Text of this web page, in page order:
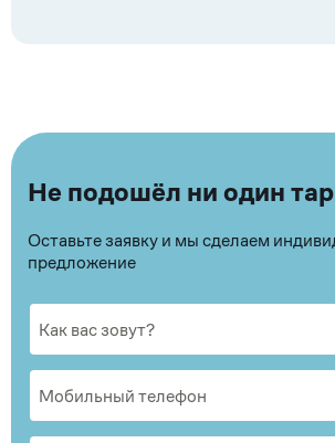
Не подошёл ни один
Оставьте заявку и мы сделаем
предложение